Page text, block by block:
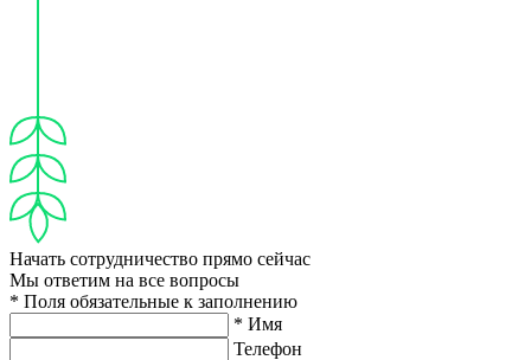
Начать сотрудничество прямо сейчас
Мы ответим на все вопросы
* Поля обязательные к заполнению
* Имя
Телефон